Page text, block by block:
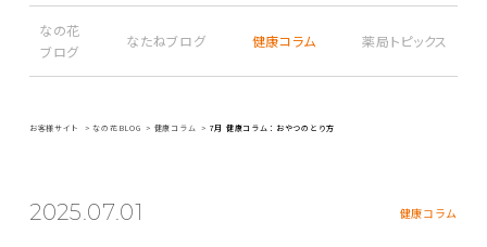
なの花
ブログ
なたねブログ 健康コラム 薬局トピックス
お客様サイト なの花BLOG 健康コラム 7月 健康コラム：おやつのとり方
2025.07.01 健康コラム